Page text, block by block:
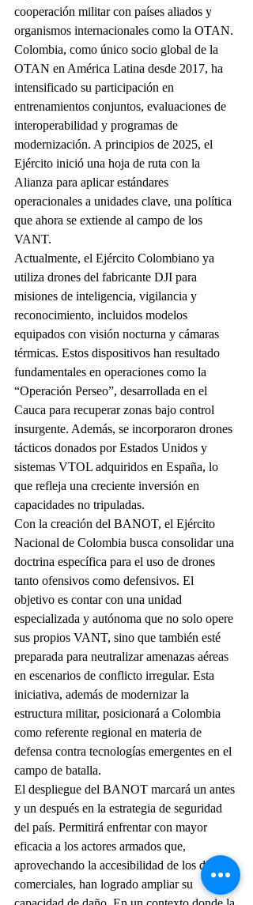
cooperación militar con países aliados y
organismos internacionales como la OTAN.
Colombia, como único socio global de la
OTAN en América Latina desde 2017, ha
intensificado su participación en
entrenamientos conjuntos, evaluaciones de
interoperabilidad y programas de
modernización. A principios de 2025, el
Ejército inició una hoja de ruta con la
Alianza para aplicar estándares
operacionales a unidades clave, una política
que ahora se extiende al campo de los
VANT.
Actualmente, el Ejército Colombiano ya
utiliza drones del fabricante DJI para
misiones de inteligencia, vigilancia y
reconocimiento, incluidos modelos
equipados con visión nocturna y cámaras
térmicas. Estos dispositivos han resultado
fundamentales en operaciones como la
“Operación Perseo”, desarrollada en el
Cauca para recuperar zonas bajo control
insurgente. Además, se incorporaron drones
tácticos donados por Estados Unidos y
sistemas VTOL adquiridos en España, lo
que refleja una creciente inversión en
capacidades no tripuladas.
Con la creación del BANOT, el Ejército
Nacional de Colombia busca consolidar una
doctrina específica para el uso de drones
tanto ofensivos como defensivos. El
objetivo es contar con una unidad
especializada y autónoma que no solo opere
sus propios VANT, sino que también esté
preparada para neutralizar amenazas aéreas
en escenarios de conflicto irregular. Esta
iniciativa, además de modernizar la
estructura militar, posicionará a Colombia
como referente regional en materia de
defensa contra tecnologías emergentes en el
campo de batalla.
El despliegue del BANOT marcará un antes
y un después en la estrategia de seguridad
del país. Permitirá enfrentar con mayor
eficacia a los actores armados que,
aprovechando la accesibilidad de los drones
comerciales, han logrado ampliar su